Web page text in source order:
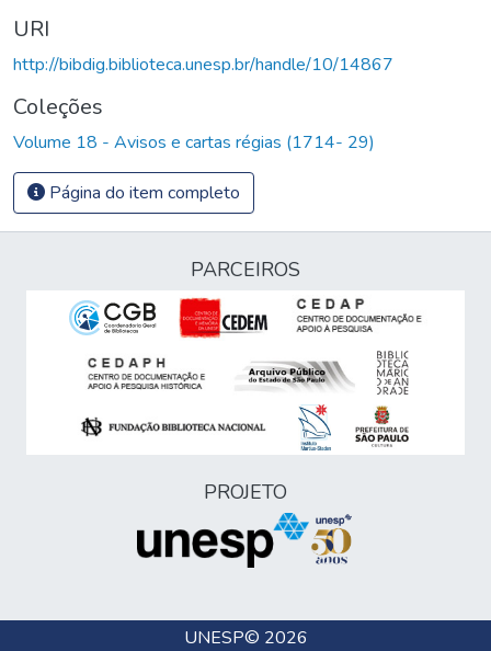
URI
http://bibdig.biblioteca.unesp.br/handle/10/14867
Coleções
Volume 18 - Avisos e cartas régias (1714- 29)
Página do item completo
PARCEIROS
PROJETO
UNESP© 2026